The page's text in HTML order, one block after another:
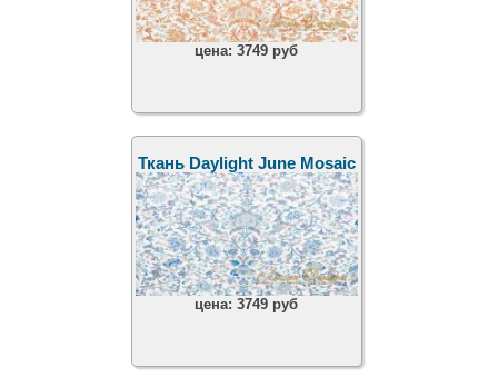
цена:3749 руб
Ткань Daylight June Mosaic
цена:3749 руб